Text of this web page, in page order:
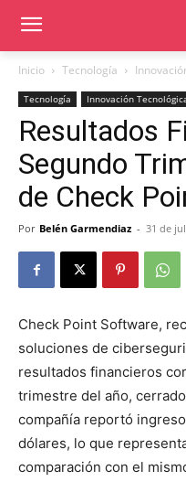
Inicio Tecnología
Tecnología Innovación
Resultados
Segundo
de Check
Por Belén Garmendiaz - 31 de
Check Point Software,
soluciones de
resultados financieros
trimestre del año,
compañía reportó
dólares, lo que
comparación con el